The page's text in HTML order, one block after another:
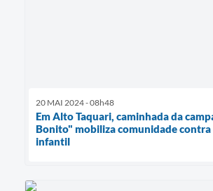
20 MAI 2024 - 08h48
Em Alto Taquari, caminhada da
Bonito" mobiliza comunidade contra
infantil